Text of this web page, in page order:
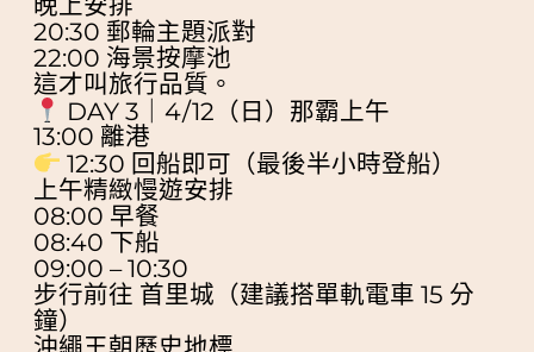
20:30 郵輪主題派對
22:00 海景按摩池
這才叫旅行品質。
DAY 3｜4/12（日）那霸上午
13:00 離港
12:30 回船即可（最後半小時登船）
上午精緻慢遊安排
08:00 早餐
08:40 下船
09:00 – 10:30
步行前往 首里城（建議搭單軌電車 15 分
鐘）